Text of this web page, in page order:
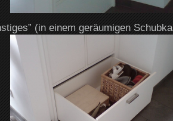
(in einem geräumigen